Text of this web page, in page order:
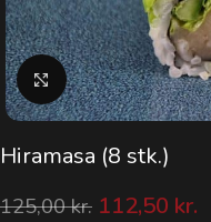
Klik for at forstørre
Hiramasa (8 stk.)
125,00kr. 112,50 kr.